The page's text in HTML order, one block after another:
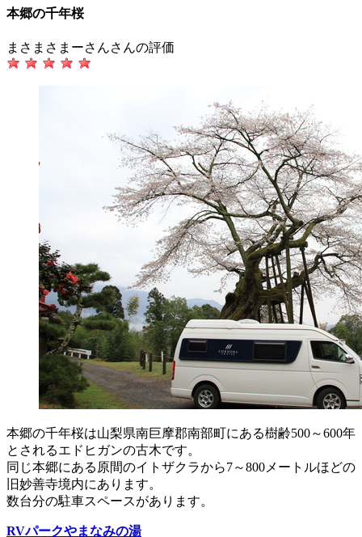
本郷の千年桜
まさまさまーさんさんの評価
本郷の千年桜は山梨県南巨摩郡南部町にある樹齢500～600年
とされるエドヒガンの古木です。
同じ本郷にある原間のイトザクラから7～800メートルほどの
旧妙善寺境内にあります。
数台分の駐車スペースがあります。
RVパークやまなみの湯